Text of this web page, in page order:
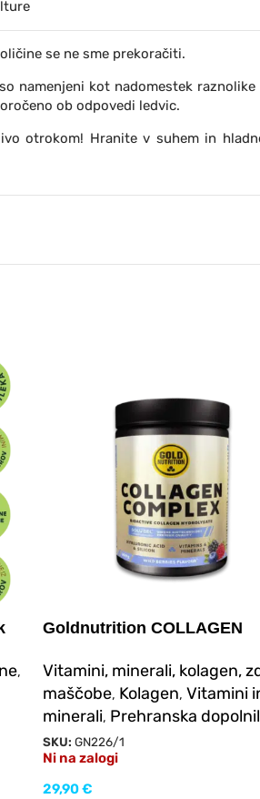
se ne sme prekoračiti.
namenjeni kot nadomestek
ob odpovedi ledvic.
otrokom! Hranite v suhem in
,
Goldnutrition COLLAGEN
COMPLEX 300g
Vitamini, minerali, kolagen,
maščobe, Kolagen, Vitamini
minerali, Prehranska
SKU: GN226/1
Ni na zalogi
29,90€